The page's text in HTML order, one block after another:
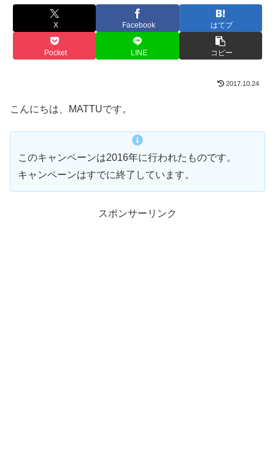
X Facebook はてブ
Pocket LINE コピー
2017.10.24
こんにちは、MATTUです。
このキャンペーンは2016年に行われたものです。
キャンペーンはすでに終了しています。
スポンサーリンク